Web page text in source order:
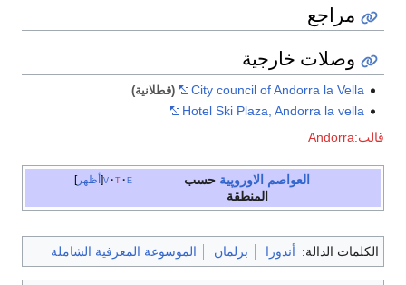
مراجع
وصلات خارجية
City council of Andorra la Vella (قطلانية)
Hotel Ski Plaza, Andorra la vella
قالب:Andorra
أظهر v t e العواصم الاوروپية حسب
المنطقة
الكلمات الدالة: أندورا برلمان الموسوعة المعرفية الشاملة